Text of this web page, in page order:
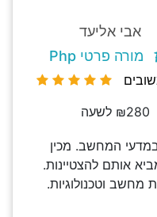
אבי אליעד
מורה פרטי Php
₪280 לשעה
המחשב. מכין
אותם להצטיינות.
וטכנולוגיות.